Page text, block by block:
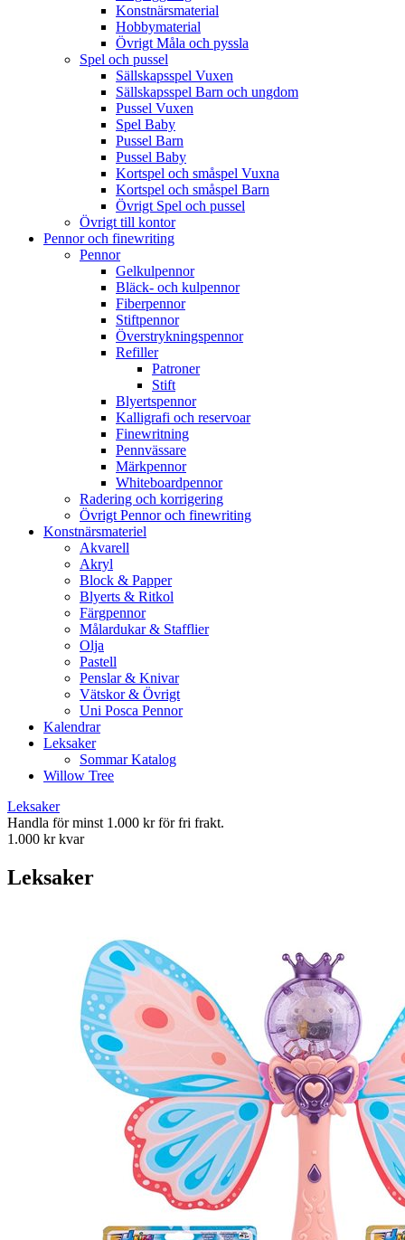
Konstnärsmaterial
Hobbymaterial
Övrigt Måla och pyssla
Spel och pussel
Sällskapsspel Vuxen
Sällskapsspel Barn och ungdom
Pussel Vuxen
Spel Baby
Pussel Barn
Pussel Baby
Kortspel och småspel Vuxna
Kortspel och småspel Barn
Övrigt Spel och pussel
Övrigt till kontor
Pennor och finewriting
Pennor
Gelkulpennor
Bläck- och kulpennor
Fiberpennor
Stiftpennor
Överstrykningspennor
Refiller
Patroner
Stift
Blyertspennor
Kalligrafi och reservoar
Finewritning
Pennvässare
Märkpennor
Whiteboardpennor
Radering och korrigering
Övrigt Pennor och finewriting
Konstnärsmateriel
Akvarell
Akryl
Block & Papper
Blyerts & Ritkol
Färgpennor
Målardukar & Stafflier
Olja
Pastell
Penslar & Knivar
Vätskor & Övrigt
Uni Posca Pennor
Kalendrar
Leksaker
Sommar Katalog
Willow Tree
Leksaker
Handla för minst 1.000 kr för fri frakt.
1.000 kr kvar
Leksaker